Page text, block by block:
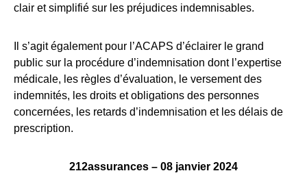
clair et simplifié sur les préjudices indemnisables.
Il s’agit également pour l’ACAPS d’éclairer le grand
public sur la procédure d’indemnisation dont l’expertise
médicale, les règles d’évaluation, le versement des
indemnités, les droits et obligations des personnes
concernées, les retards d’indemnisation et les délais de
prescription.
212assurances – 08 janvier 2024